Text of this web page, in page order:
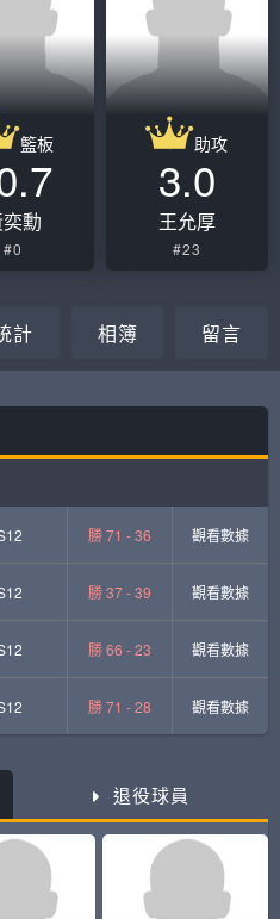
籃板
勳
#0
助攻
3.0
王允厚
#23
計 相簿 留言
勝 71 - 36 觀看數據
勝 37 - 39 觀看數據
勝 66 - 23 觀看數據
勝 71 - 28 觀看數據
退役球員